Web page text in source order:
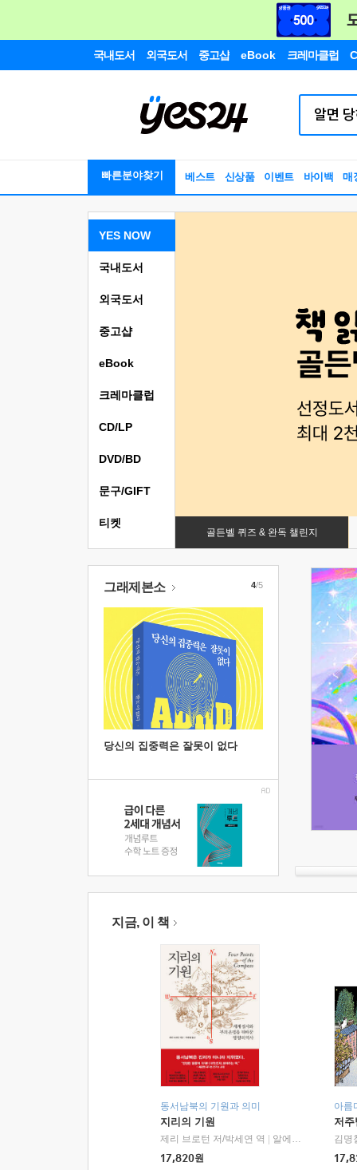
국내도서 외국도서 중고샵 eBook 크레마클럽
빠른분야찾기 베스트 신상품 이벤트 바이백 매
YES NOW
골든벨 퀴즈 & 완독 챌린지
국내도서
외국도서
중고샵
eBook
크레마클럽
CD/LP
DVD/BD
문구/GIFT
티켓
그래제본소
당신의 집중력은 잘못이 없다
4/5
지금, 이 책
동서남북의 기원과 의미
지리의 기원
제리 브로턴 저/박세연 역
알에이치코리아(RHK)
17,820원
아름
저
김명